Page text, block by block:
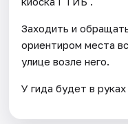
Заходить и
ориентиром места
улице возле него.
У гида будет в руках